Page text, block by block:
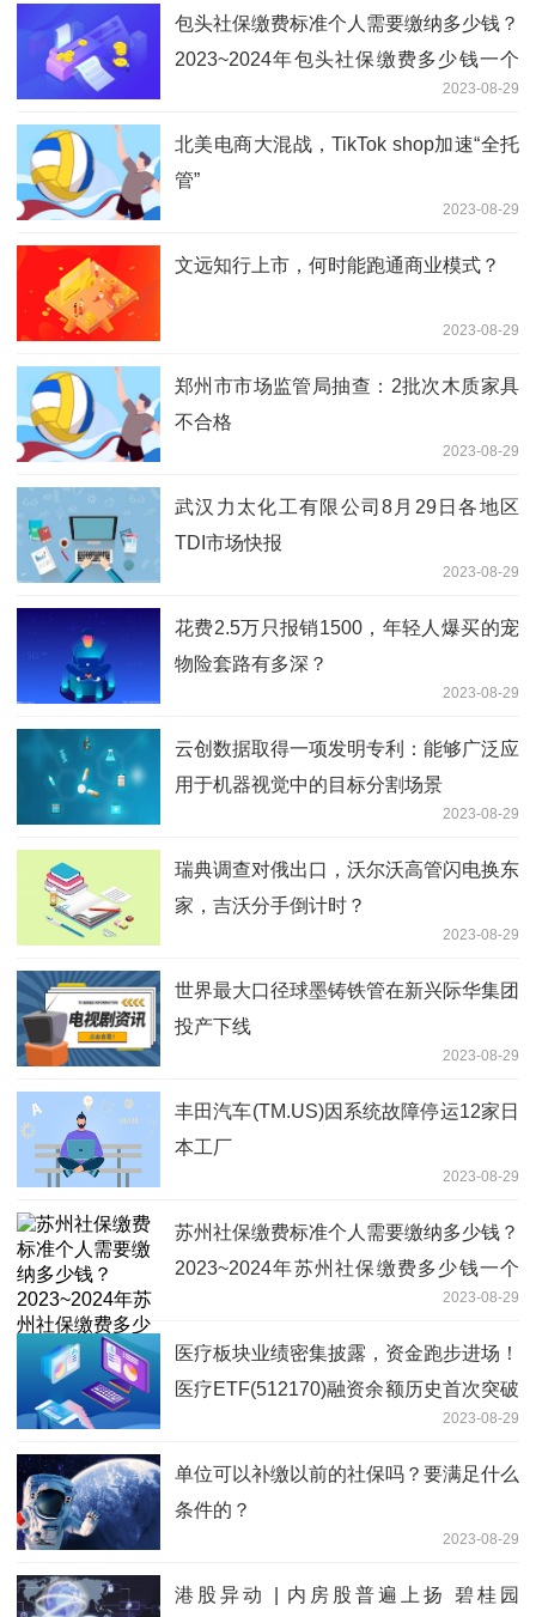
包头社保缴费标准个人需要缴纳多少钱？
2023~2024年包头社保缴费多少钱一个
2023-08-29
北美电商大混战，TikTok shop加速“全托
管”
2023-08-29
文远知行上市，何时能跑通商业模式？
2023-08-29
郑州市市场监管局抽查：2批次木质家具
不合格
2023-08-29
武汉力太化工有限公司8月29日各地区
TDI市场快报
2023-08-29
花费2.5万只报销1500，年轻人爆买的宠
物险套路有多深？
2023-08-29
云创数据取得一项发明专利：能够广泛应
用于机器视觉中的目标分割场景
2023-08-29
瑞典调查对俄出口，沃尔沃高管闪电换东
家，吉沃分手倒计时？
2023-08-29
世界最大口径球墨铸铁管在新兴际华集团
投产下线
2023-08-29
丰田汽车(TM.US)因系统故障停运12家日
本工厂
2023-08-29
苏州社保缴费标准个人需要缴纳多少钱？
2023~2024年苏州社保缴费多少钱一个
2023-08-29
医疗板块业绩密集披露，资金跑步进场！
医疗ETF(512170)融资余额历史首次突破
2023-08-29
单位可以补缴以前的社保吗？要满足什么
条件的？
2023-08-29
港股异动 | 内房股普遍上扬 碧桂园